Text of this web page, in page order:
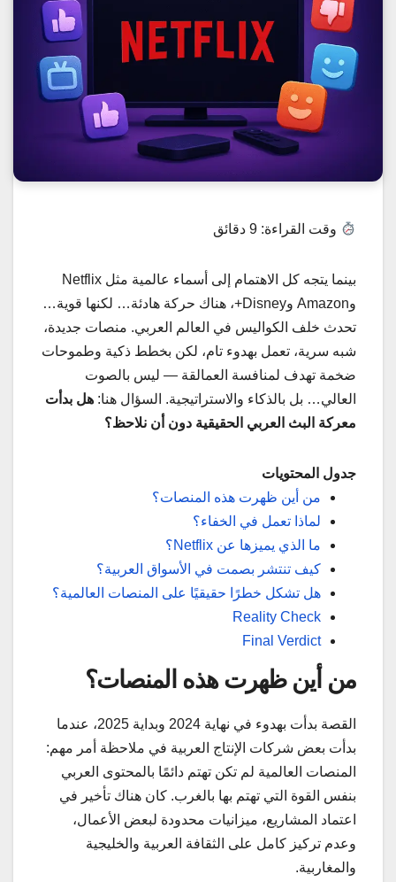
وقت القراءة: 9 دقائق
بينما يتجه كل الاهتمام إلى أسماء عالمية مثل Netflix
وAmazon وDisney+، هناك حركة هادئة… لكنها قوية…
تحدث خلف الكواليس في العالم العربي. منصات جديدة،
شبه سرية، تعمل بهدوء تام، لكن بخطط ذكية وطموحات
ضخمة تهدف لمنافسة العمالقة — ليس بالصوت
العالي… بل بالذكاء والاستراتيجية. السؤال هنا: هل بدأت
معركة البث العربي الحقيقية دون أن نلاحظ؟
جدول المحتويات
من أين ظهرت هذه المنصات؟
لماذا تعمل في الخفاء؟
ما الذي يميزها عن Netflix؟
كيف تنتشر بصمت في الأسواق العربية؟
هل تشكل خطرًا حقيقيًا على المنصات العالمية؟
Reality Check
Final Verdict
من أين ظهرت هذه المنصات؟
القصة بدأت بهدوء في نهاية 2024 وبداية 2025، عندما
بدأت بعض شركات الإنتاج العربية في ملاحظة أمر مهم:
المنصات العالمية لم تكن تهتم دائمًا بالمحتوى العربي
بنفس القوة التي تهتم بها بالغرب. كان هناك تأخير في
اعتماد المشاريع، ميزانيات محدودة لبعض الأعمال،
وعدم تركيز كامل على الثقافة العربية والخليجية
والمغاربية.